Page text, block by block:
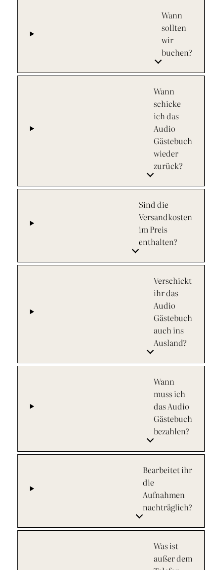
Wann
sollten
wir
buchen?
Wann
schicke
ich das
Audio
Gästebuch
wieder
zurück?
Sind die
Versandkosten
im Preis
enthalten?
Verschickt
ihr das
Audio
Gästebuch
auch ins
Ausland?
Wann
muss ich
das Audio
Gästebuch
bezahlen?
Bearbeitet ihr
die
Aufnahmen
nachträglich?
Was ist
außer dem